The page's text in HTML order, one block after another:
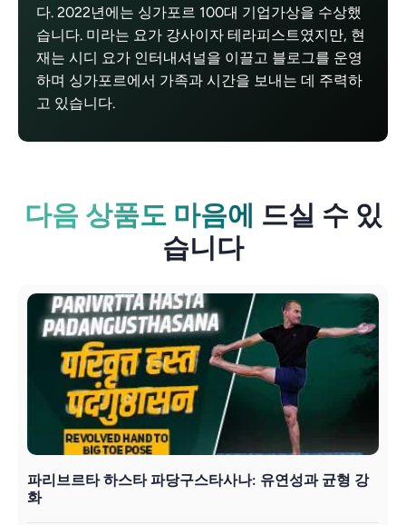
다. 2022년에는 싱가포르 100대 기업가상을 수상했
습니다. 미라는 요가 강사이자 테라피스트였지만, 현
재는 시디 요가 인터내셔널을 이끌고 블로그를 운영
하며 싱가포르에서 가족과 시간을 보내는 데 주력하
고 있습니다.
다음 상품도 마음에 드실 수 있
습니다
파리브르타 하스타 파당구스타사나: 유연성과 균형 강
화